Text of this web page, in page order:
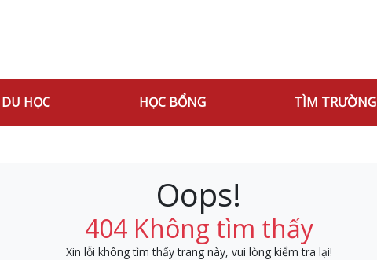
DU HỌC HỌC BỔNG TÌM TRƯỜNG
Oops!
404 Không tìm thấy
Xin lỗi không tìm thấy trang này, vui lòng kiểm tra lại!